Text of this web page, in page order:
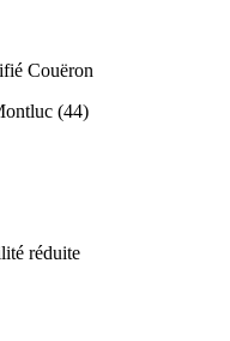
Couëron
(44)
réduite